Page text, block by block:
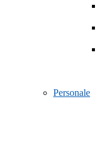
Personale